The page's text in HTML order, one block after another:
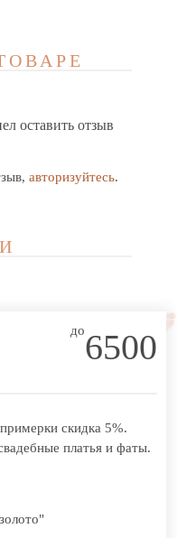
оставить отзыв
авторизуйтесь.
до6500
скидка 5%.
платья и фаты.